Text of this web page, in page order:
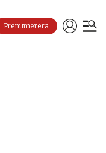
Prenumerera